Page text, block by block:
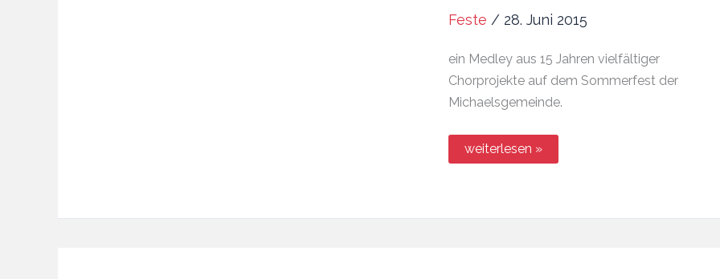
Feste / 28. Juni 2015
ein Medley aus 15 Jahren vielfältiger
Chorprojekte auf dem Sommerfest der
Michaelsgemeinde.
28.06.2015:
15
weiterlesen »